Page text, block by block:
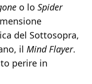
o lo Spider
del Sottosopra,
il Mind Flayer.
perire in